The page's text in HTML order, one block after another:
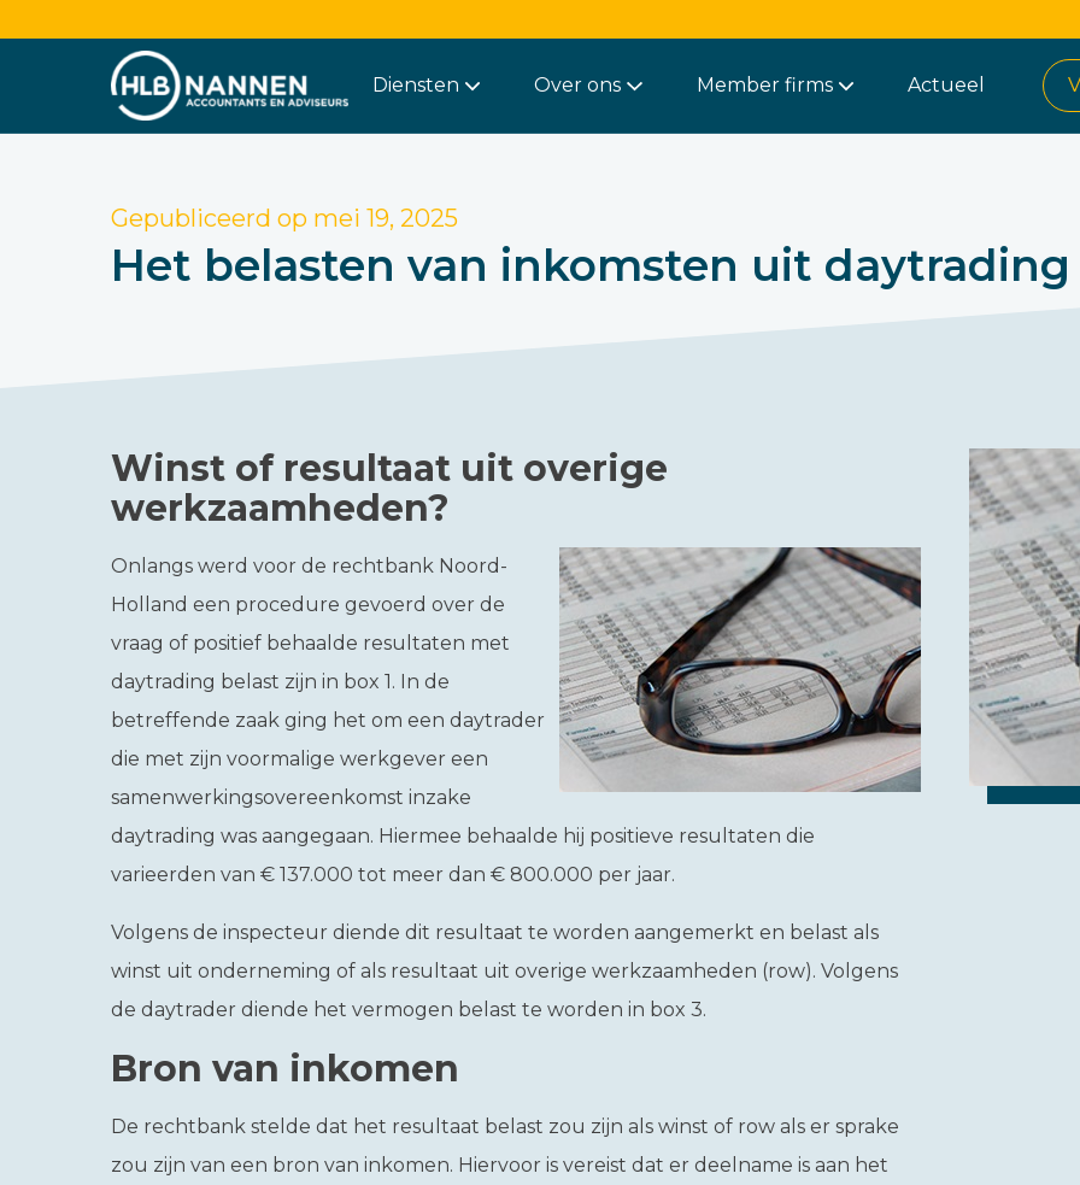
Diensten Over ons Member firms Actueel
Gepubliceerd op mei 19, 2025
Het belasten van inkomsten uit daytrading
Winst of resultaat uit overige
werkzaamheden?
Onlangs werd voor de rechtbank Noord-
Holland een procedure gevoerd over de
vraag of positief behaalde resultaten met
daytrading belast zijn in box 1. In de
betreffende zaak ging het om een daytrader
die met zijn voormalige werkgever een
samenwerkingsovereenkomst inzake
daytrading was aangegaan. Hiermee behaalde hij positieve resultaten die
varieerden van € 137.000 tot meer dan € 800.000 per jaar.
Volgens de inspecteur diende dit resultaat te worden aangemerkt en belast als
winst uit onderneming of als resultaat uit overige werkzaamheden (row). Volgens
de daytrader diende het vermogen belast te worden in box 3.
Bron van inkomen
De rechtbank stelde dat het resultaat belast zou zijn als winst of row als er sprake
zou zijn van een bron van inkomen. Hiervoor is vereist dat er deelname is aan het